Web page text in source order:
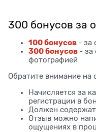
300 бонусов за
100 бонусов - за
300 бонусов - за
фотографией
Обратите внимание на
Начисляется за
регистрации в
Должен
Отзыв можно
ощущениях в